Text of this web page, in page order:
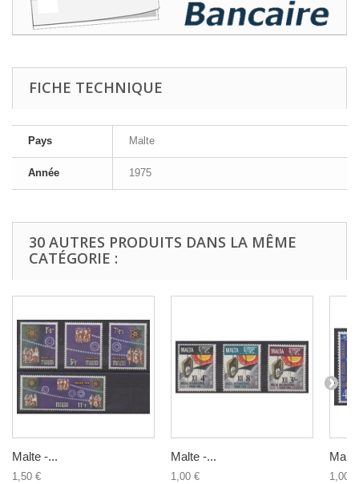
FICHE TECHNIQUE
Pays Malte
Année 1975
30 AUTRES PRODUITS DANS LA MÊME
CATÉGORIE :
Malte -...
1,50 €
Malte -...
1,00 € 1,00 €